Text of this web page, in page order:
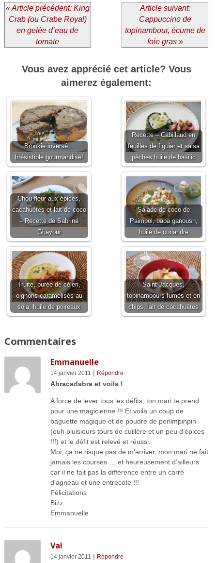
« Article précédent: King
Crab (ou Crabe Royal)
en gelée d’eau de
tomate
Article suivant:
Cappuccino de
topinambour, écume de
foie gras »
Vous avez apprécié cet article? Vous
aimerez également:
Brookie inversé…
Irrésistible gourmandise!
Recette – Cabillaud en
feuilles de figuier et salsa
pêches huile de basilic
Chou-fleur aux épices,
cacahuètes et lait de coco
– Recette de Sabrina
Ghayour
Salade de coco de
Paimpol, baba ganoush,
huile de coriandre
Truite, purée de céleri,
oignons caramélisés au
soja, huile de poireaux
Saint-Jacques,
topinambours fumés et en
chips, lait de cacahuètes
Commentaires
Emmanuelle
14 janvier 2011 | Répondre
Abracadabra et voila !
A force de lever tous les défits, ton mari te prend
pour une magicienne !!! Et voilà un coup de
baguette magique et de poudre de perlimpinpin
(euh pluisieurs tours de cuillère et un peu d’épices
!!!) et le défit est relevé et réussi.
Moi, ça ne risque pas de m’arriver, mon mari ne fait
jamais les courses … et heureusement d’ailleurs
car il ne fait pas la différence entre un carré
d’agneau et une entrecote !!!
Félicitations
Bizz
Emmanuelle
Val
14 janvier 2011 | Répondre